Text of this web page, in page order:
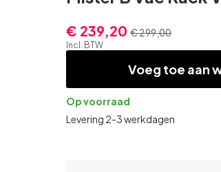
€ 239,20 € 299,00
Incl. BTW
Voeg toe aan
Op voorraad
Levering 2-3 werkdagen